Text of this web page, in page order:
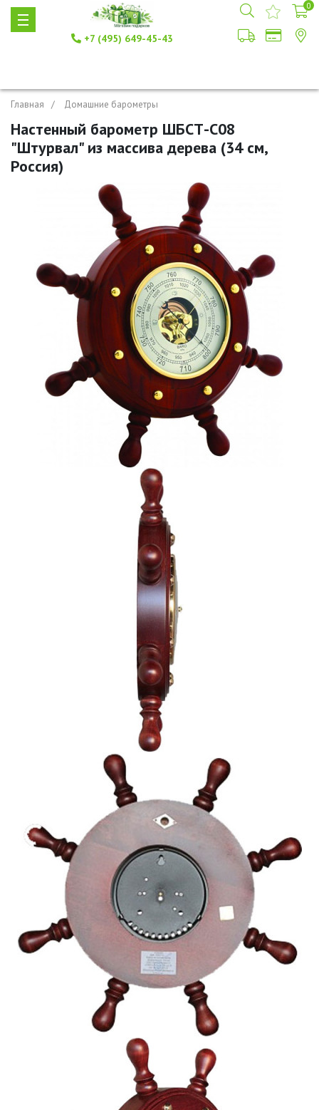
+7 (495) 649-45-43
0
Главная Домашние барометры
Настенный барометр ШБСТ-С08
"Штурвал" из массива дерева (34 см,
Россия)